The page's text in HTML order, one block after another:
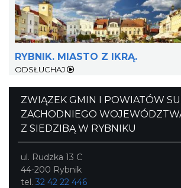
RYBNIK. MIASTO Z IKRĄ.
ODSŁUCHAJ
ZWIĄZEK GMIN I POWIATÓW
ZACHODNIEGO
Z SIEDZIBĄ W RYBNIKU
ul. Rudzka 13 C
44-200 Rybnik
tel. 32 42 22 446